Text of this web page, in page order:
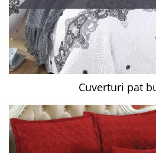
Cuverturi pat